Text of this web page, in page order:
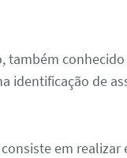
também
identificação de
em realizar